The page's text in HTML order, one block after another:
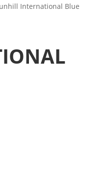
International Blue